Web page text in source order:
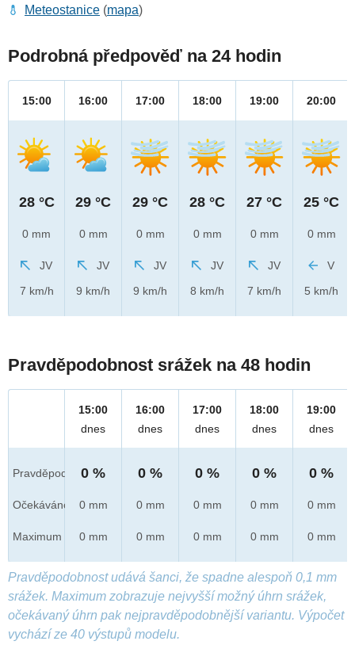
Meteostanice (mapa)
Podrobná předpověď na 24 hodin
15:00
28 °C
0 mm
JV
7 km/h
16:00
29 °C
0 mm
JV
9 km/h
17:00
29 °C
0 mm
JV
9 km/h
18:00
28 °C
0 mm
JV
8 km/h
19:00
27 °C
0 mm
JV
7 km/h
20:00
25 °C
0 mm
V
5 km/h
Pravděpodobnost srážek na 48 hodin
Pravděpod.
Očekáváno
Maximum
15:00
dnes
0 %
0 mm
0 mm
16:00
dnes
0 %
0 mm
0 mm
17:00
dnes
0 %
0 mm
0 mm
18:00
dnes
0 %
0 mm
0 mm
19:00
dnes
0 %
0 mm
0 mm
Pravděpodobnost udává šanci, že spadne alespoň 0,1 mm
srážek. Maximum zobrazuje nejvyšší možný úhrn srážek,
očekávaný úhrn pak nejpravděpodobnější variantu. Výpočet
vychází ze 40 výstupů modelu.